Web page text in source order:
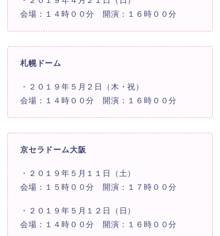
会場：１４時００分 開演：１６時００分
札幌ドーム
・２０１９年５月２日（木・祝）
会場：１４時００分 開演：１６時００分
京セラドーム大阪
・２０１９年５月１１日（土）
会場：１５時００分 開演：１７時００分
・２０１９年５月１２日（日）
会場：１４時００分 開演：１６時００分